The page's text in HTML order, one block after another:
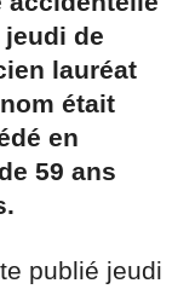
de
lauréat
était
en
59 ans
publié jeudi